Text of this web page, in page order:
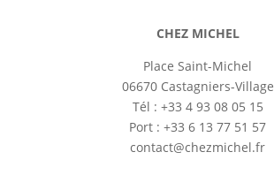
CHEZ MICHEL
Place Saint-Michel
06670 Castagniers-Village
Tél : +33 4 93 08 05 15
Port : +33 6 13 77 51 57
contact@chezmichel.fr